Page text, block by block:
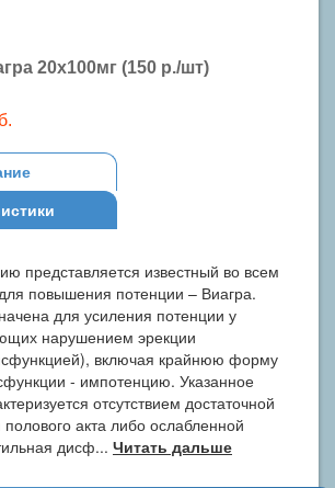
20x100мг (150 р./шт)
представляется известный во всем
повышения потенции – Виагра.
для усиления потенции у
нарушением эрекции
включая крайнюю форму
- импотенцию. Указанное
отсутствием достаточной
акта либо ослабленной
дисф... Читать дальше